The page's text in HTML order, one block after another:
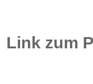
Link zum